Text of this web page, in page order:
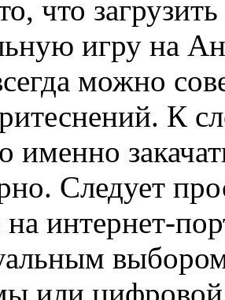
что
игру на
можно
К
именно
Следует
на интернет-
или